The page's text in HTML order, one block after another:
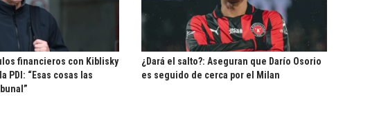
financieros con Kiblisky
PDI: “Esas cosas las
¿Dará el salto?: Aseguran que Darío Osorio
es seguido de cerca por el Milan